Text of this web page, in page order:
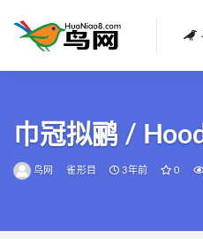
巾冠拟鹂 /
鸟网 雀形目 3年前 0